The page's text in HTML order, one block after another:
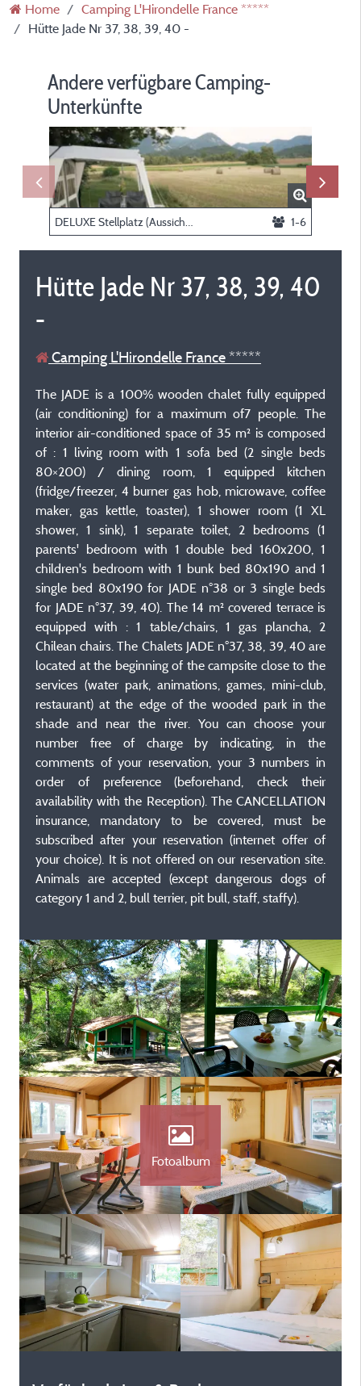
Home
Camping L'Hirondelle France *****
Hütte Jade Nr 37, 38, 39, 40 -
Andere verfügbare Camping-
Unterkünfte
1-6
Hütte Jade Nr 37, 38, 39, 40
-
Camping L'Hirondelle France *****
The JADE is a 100% wooden chalet fully equipped
(air conditioning) for a maximum of7 people. The
interior air-conditioned space of 35 m² is composed
of : 1 living room with 1 sofa bed (2 single beds
80×200) / dining room, 1 equipped kitchen
(fridge/freezer, 4 burner gas hob, microwave, coffee
maker, gas kettle, toaster), 1 shower room (1 XL
shower, 1 sink), 1 separate toilet, 2 bedrooms (1
parents' bedroom with 1 double bed 160x200, 1
children's bedroom with 1 bunk bed 80x190 and 1
single bed 80x190 for JADE n°38 or 3 single beds
for JADE n°37, 39, 40). The 14 m² covered terrace is
equipped with : 1 table/chairs, 1 gas plancha, 2
Chilean chairs. The Chalets JADE n°37, 38, 39, 40 are
located at the beginning of the campsite close to the
services (water park, animations, games, mini-club,
restaurant) at the edge of the wooded park in the
shade and near the river. You can choose your
number free of charge by indicating, in the
comments of your reservation, your 3 numbers in
order of preference (beforehand, check their
availability with the Reception). The CANCELLATION
insurance, mandatory to be covered, must be
subscribed after your reservation (internet offer of
your choice). It is not offered on our reservation site.
Animals are accepted (except dangerous dogs of
category 1 and 2, bull terrier, pit bull, staff, staffy).
Fotoalbum